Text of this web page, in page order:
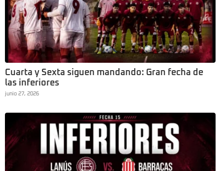
Cuarta y Sexta siguen mandando: Gran fecha de
las inferiores
junio 27, 2026